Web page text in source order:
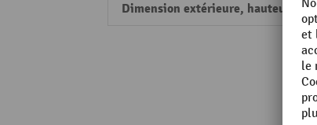
Dimension extérieure, hauteur